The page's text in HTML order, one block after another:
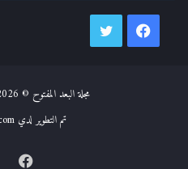
فيسبوك
مجلة البعد المفتوح © 2026 جميع الحقوق محفوظة
تم التطوير لدي IBNOMER.com